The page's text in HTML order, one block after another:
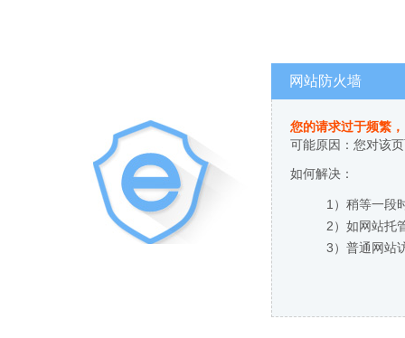
网站防火墙
您的请求过于频繁
可能原因：您对该
如何解决：
1）稍等一段
2）如网站托
3）普通网站